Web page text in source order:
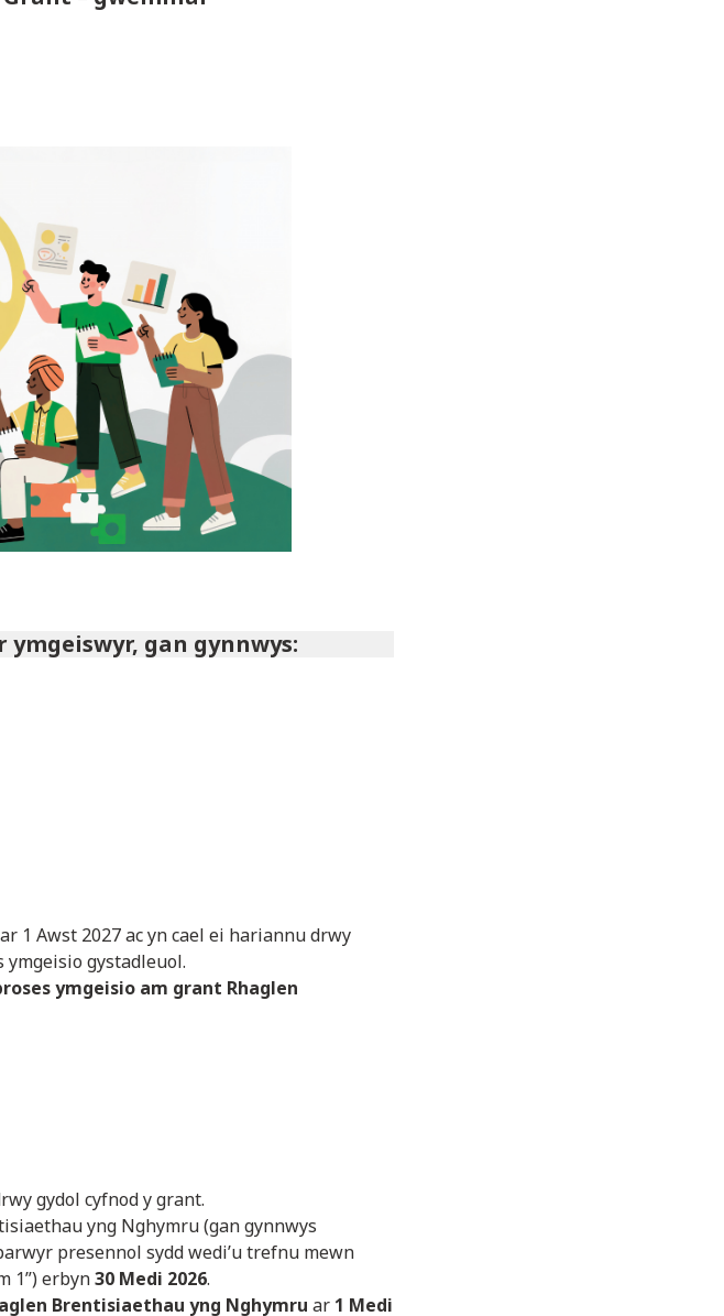
ymgeiswyr, gan gynnwys:
1 Awst 2027 ac yn cael ei hariannu drwy
gystadleuol.
ymgeisio am grant Rhaglen
gydol cyfnod y grant.
yng Nghymru (gan gynnwys
presennol sydd wedi’u trefnu mewn
1”) erbyn30 Medi 2026.
Brentisiaethau yng Nghymru ar 1 Medi